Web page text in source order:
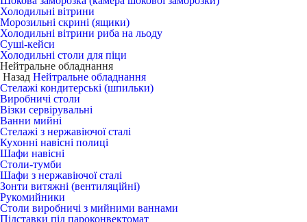
Холодильні вітрини
Морозильні скрині (ящики)
Холодильні вітрини риба на льоду
Суші-кейси
Холодильні столи для піци
Нейтральне обладнання
Назад Нейтральне обладнання
Стелажі кондитерські (шпильки)
Виробничі столи
Візки сервірувальні
Ванни мийні
Стелажі з нержавіючої сталі
Кухонні навісні полиці
Шафи навісні
Столи-тумби
Шафи з нержавіючої сталі
Зонти витяжні (вентиляційні)
Рукомийники
Столи виробничі з мийними ваннами
Підставки під пароконвектомат